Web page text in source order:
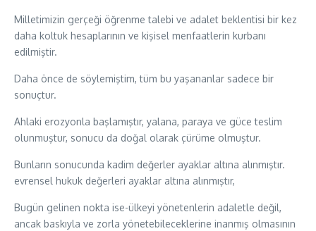
Milletimizin gerçeği öğrenme talebi ve adalet beklentisi bir kez
daha koltuk hesaplarının ve kişisel menfaatlerin kurbanı
edilmiştir.
Daha önce de söylemiştim, tüm bu yaşananlar sadece bir
sonuçtur.
Ahlaki erozyonla başlamıştır, yalana, paraya ve güce teslim
olunmuştur, sonucu da doğal olarak çürüme olmuştur.
Bunların sonucunda kadim değerler ayaklar altına alınmıştır.
evrensel hukuk değerleri ayaklar altına alınmıştır,
Bugün gelinen nokta ise-ülkeyi yönetenlerin adaletle değil,
ancak baskıyla ve zorla yönetebileceklerine inanmış olmasının